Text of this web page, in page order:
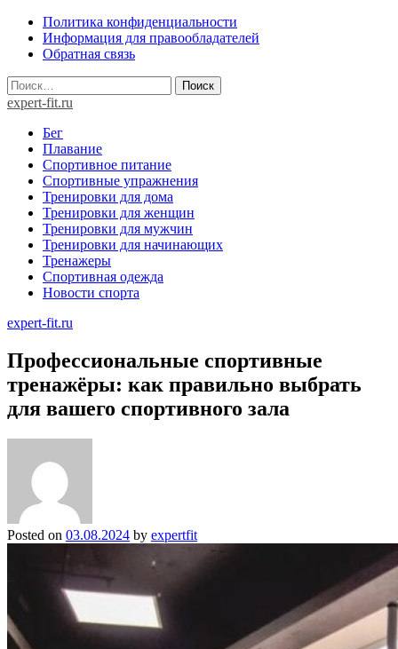
Skip
content
Политика конфиденциальности
Информация для правообладателей
Обратная связь
Найти:
expert-fit.ru
Бег
Плавание
Спортивное питание
Спортивные упражнения
Тренировки для дома
Тренировки для женщин
Тренировки для мужчин
Тренировки для начинающих
Тренажеры
Спортивная одежда
Новости спорта
expert-fit.ru
Профессиональные спортивные
тренажёры: как правильно выбрать
для вашего спортивного зала
Posted on 03.08.2024 by expertfit